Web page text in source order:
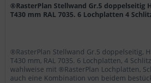
®RasterPlan Stellwand Gr.5 doppelseitig
T430 mm RAL 7035. 6 Lochplatten 4
®RasterPlan Stellwand Gr.5 doppelseitig,
T430 mm, RAL 7035. 6 Lochplatten, 4
wahlweise mit ®RasterPlan Lochplatten,
auch eine Kombination von beidem